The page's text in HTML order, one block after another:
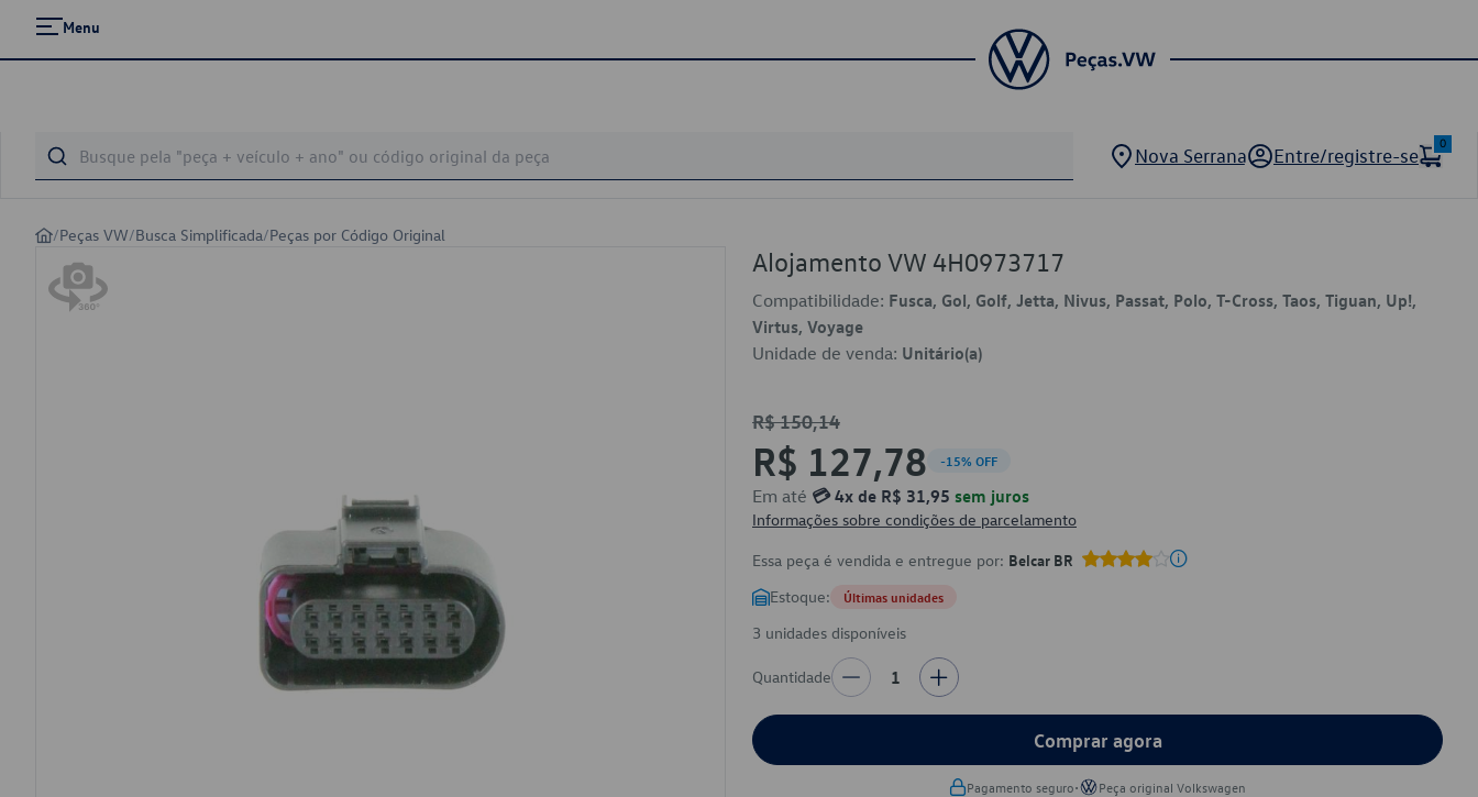
Menu
Nova Serrana Entre/registre-se
0
/Peças VW/Busca Simplificada/Peças por Código Original
Alojamento VW 4H0973717
Compatibilidade: Fusca, Gol, Golf, Jetta, Nivus, Passat, Polo, T-Cross, Taos, Tiguan, Up!,
Virtus, Voyage
Unidade de venda: Unitário(a)
R$ 150,14
R$ 127,78 -15% OFF
Em até 💳 4x de R$ 31,95 sem juros
Informações sobre condições de parcelamento
Essa peça é vendida e entregue por: Belcar BR
Estoque: Últimas unidades
3 unidades disponíveis
Quantidade 1
Comprar agora
Pagamento seguro• Peça original Volkswagen